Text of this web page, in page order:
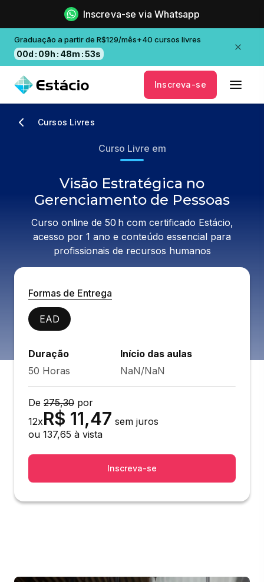
Inscreva-se via Whatsapp
Graduação a partir de R$129/mês+40 cursos livres
00d : 09h : 48m :53s
Inscreva-se
Cursos Livres
Curso Livre em
Visão Estratégica no
Gerenciamento de Pessoas
Curso online de 50 h com certificado Estácio,
acesso por 1 ano e conteúdo essencial para
profissionais de recursos humanos
Formas de Entrega
EAD
Duração
50 Horas
Início das aulas
NaN/NaN
De 275,30 por
12xR$ 11,47 sem juros
ou 137,65 à vista
Inscreva-se